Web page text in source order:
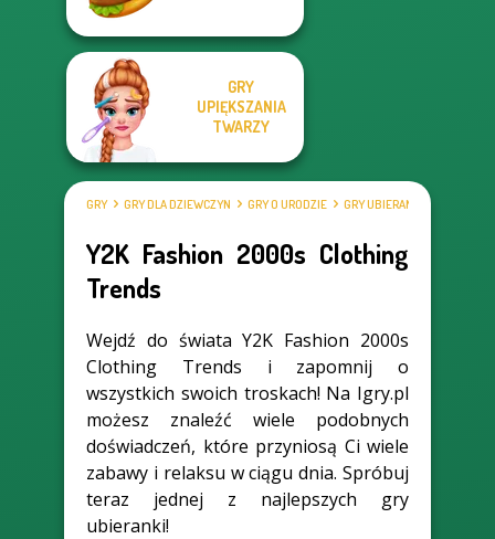
GRY
UPIĘKSZANIA
TWARZY
GRY GRY DLA DZIEWCZYN GRY O URODZIE GRY UBIERANKI
Y2K Fashion 2000s Clothing
Trends
Wejdź do świata Y2K Fashion 2000s
Clothing Trends i zapomnij o
wszystkich swoich troskach! Na Igry.pl
możesz znaleźć wiele podobnych
doświadczeń, które przyniosą Ci wiele
zabawy i relaksu w ciągu dnia. Spróbuj
teraz jednej z najlepszych gry
ubieranki!